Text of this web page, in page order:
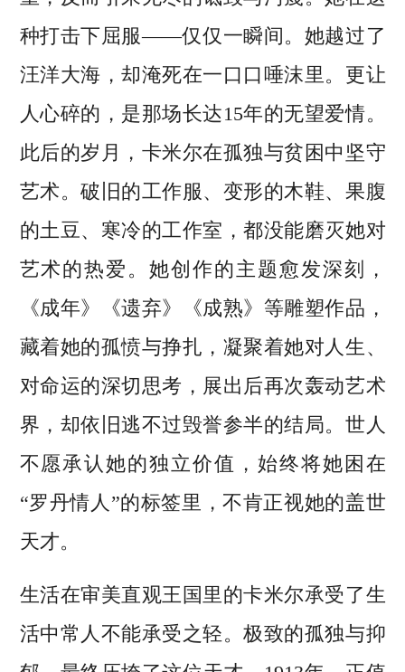
种打击下屈服——仅仅一瞬间。她越过了
汪洋大海，却淹死在一口口唾沫里。更让
人心碎的，是那场长达15年的无望爱情。
此后的岁月，卡米尔在孤独与贫困中坚守
艺术。破旧的工作服、变形的木鞋、果腹
的土豆、寒冷的工作室，都没能磨灭她对
艺术的热爱。她创作的主题愈发深刻，
《成年》《遗弃》《成熟》等雕塑作品，
藏着她的孤愤与挣扎，凝聚着她对人生、
对命运的深切思考，展出后再次轰动艺术
界，却依旧逃不过毁誉参半的结局。世人
不愿承认她的独立价值，始终将她困在
“罗丹情人”的标签里，不肯正视她的盖世
天才。
生活在审美直观王国里的卡米尔承受了生
活中常人不能承受之轻。极致的孤独与抑